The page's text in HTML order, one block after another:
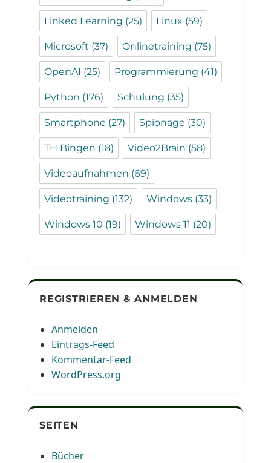
Linked Learning (25) Linux (59)
Microsoft (37) Onlinetraining (75)
OpenAI (25) Programmierung (41)
Python (176) Schulung (35)
Smartphone (27) Spionage (30)
TH Bingen (18) Video2Brain (58)
Videoaufnahmen (69)
Videotraining (132) Windows (33)
Windows 10 (19) Windows 11 (20)
REGISTRIEREN & ANMELDEN
Anmelden
Eintrags-Feed
Kommentar-Feed
WordPress.org
SEITEN
Bücher